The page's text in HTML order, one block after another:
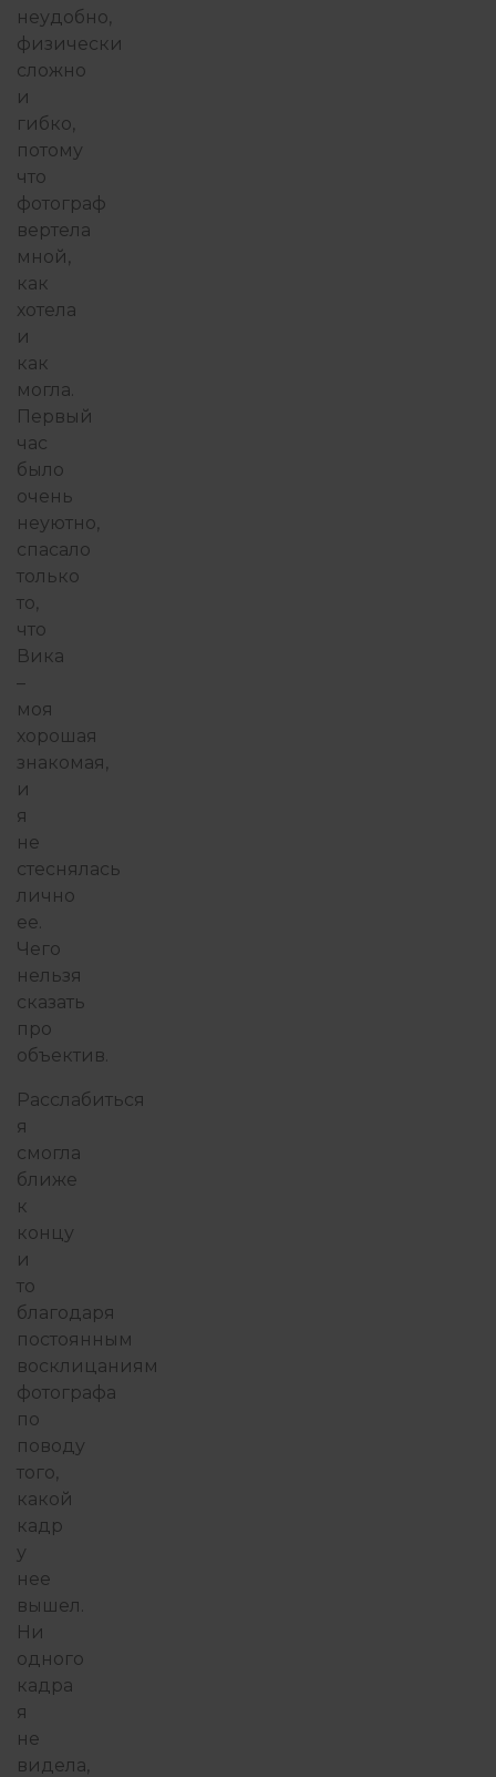
неудобно,
физически
сложно
и
гибко,
потому
что
фотограф
вертела
мной,
как
хотела
и
как
могла.
Первый
час
было
очень
неуютно,
спасало
только
то,
что
Вика
–
моя
хорошая
знакомая,
и
я
не
стеснялась
лично
ее.
Чего
нельзя
сказать
про
объектив.
Расслабиться
я
смогла
ближе
к
концу
и
то
благодаря
постоянным
восклицаниям
фотографа
по
поводу
того,
какой
кадр
у
нее
вышел.
Ни
одного
кадра
я
не
видела,